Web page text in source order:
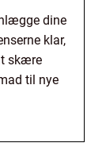
dine
klar,
skære
til nye